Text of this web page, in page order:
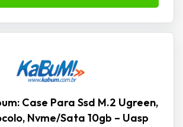
Case Para Ssd M.2 Ugreen,
Nvme/Sata 10gb – Uasp